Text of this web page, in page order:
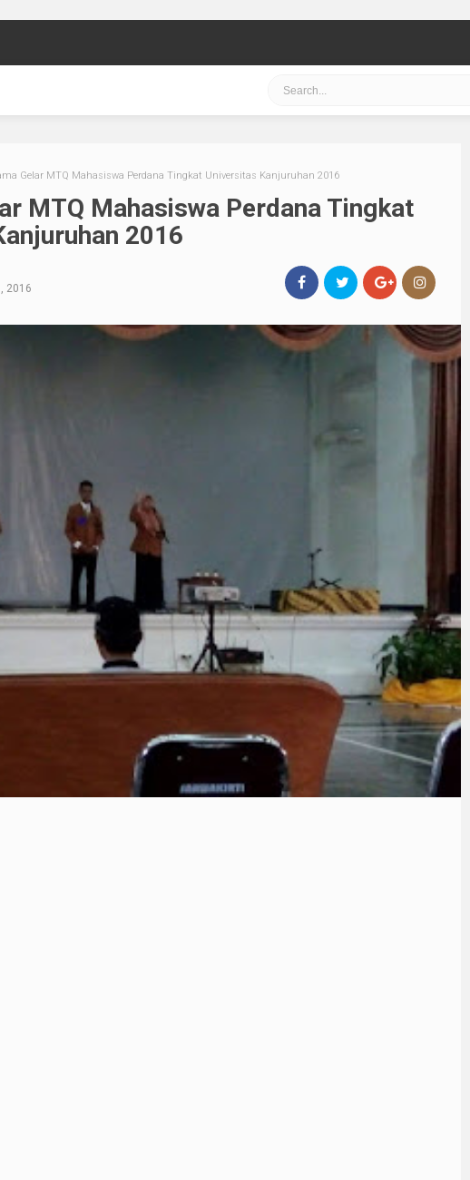
Gelar MTQ Mahasiswa Perdana Tingkat Universitas Kanjuruhan 2016
MTQ Mahasiswa Perdana Tingkat
2016
2016